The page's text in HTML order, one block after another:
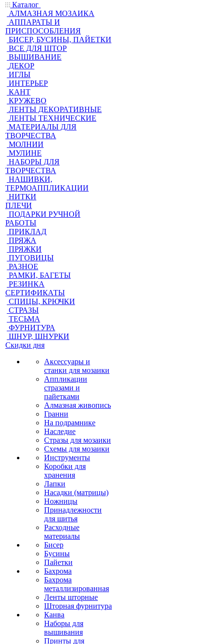
Каталог
АЛМАЗНАЯ МОЗАИКА
АППАРАТЫ И
ПРИСПОСОБЛЕНИЯ
БИСЕР, БУСИНЫ, ПАЙЕТКИ
ВСЕ ДЛЯ ШТОР
ВЫШИВАНИЕ
ДЕКОР
ИГЛЫ
ИНТЕРЬЕР
КАНТ
КРУЖЕВО
ЛЕНТЫ ДЕКОРАТИВНЫЕ
ЛЕНТЫ ТЕХНИЧЕСКИЕ
МАТЕРИАЛЫ ДЛЯ
ТВОРЧЕСТВА
МОЛНИИ
МУЛИНЕ
НАБОРЫ ДЛЯ
ТВОРЧЕСТВА
НАШИВКИ,
ТЕРМОАППЛИКАЦИИ
НИТКИ
ПЛЕЧИ
ПОДАРКИ РУЧНОЙ
РАБОТЫ
ПРИКЛАД
ПРЯЖА
ПРЯЖКИ
ПУГОВИЦЫ
РАЗНОЕ
РАМКИ, БАГЕТЫ
РЕЗИНКА
СЕРТИФИКАТЫ
СПИЦЫ, КРЮЧКИ
СТРАЗЫ
ТЕСЬМА
ФУРНИТУРА
ШНУР, ШНУРКИ
Скидки дня
Аксессуары и
станки для мозаики
Аппликации
стразами и
пайетками
Алмазная живопись
Гранни
На подрамнике
Наследие
Стразы для мозаики
Схемы для мозаики
Инструменты
Коробки для
хранения
Лапки
Насадки (матрицы)
Ножницы
Принадлежности
для шитья
Расходные
материалы
Бисер
Бусины
Пайетки
Бахрома
Бахрома
металлизированная
Ленты шторные
Шторная фурнитура
Канва
Наборы для
вышивания
Принты для